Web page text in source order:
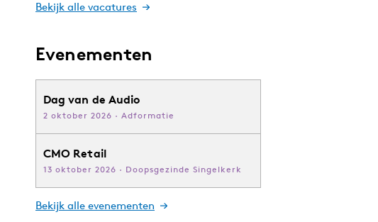
Bekijk alle vacatures
Evenementen
Dag van de Audio
2 oktober 2026 · Adformatie
CMO Retail
13 oktober 2026 · Doopsgezinde Singelkerk
Bekijk alle evenementen